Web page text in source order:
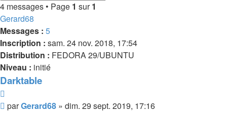
4 messages • Page 1 sur1
Gerard68
Messages : 5
Inscription : sam. 24 nov. 2018, 17:54
Distribution : FEDORA 29/UBUNTU
Niveau : initié
Darktable
Message
parGerard68 » dim. 29 sept. 2019, 17:16